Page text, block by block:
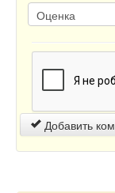
Добавить